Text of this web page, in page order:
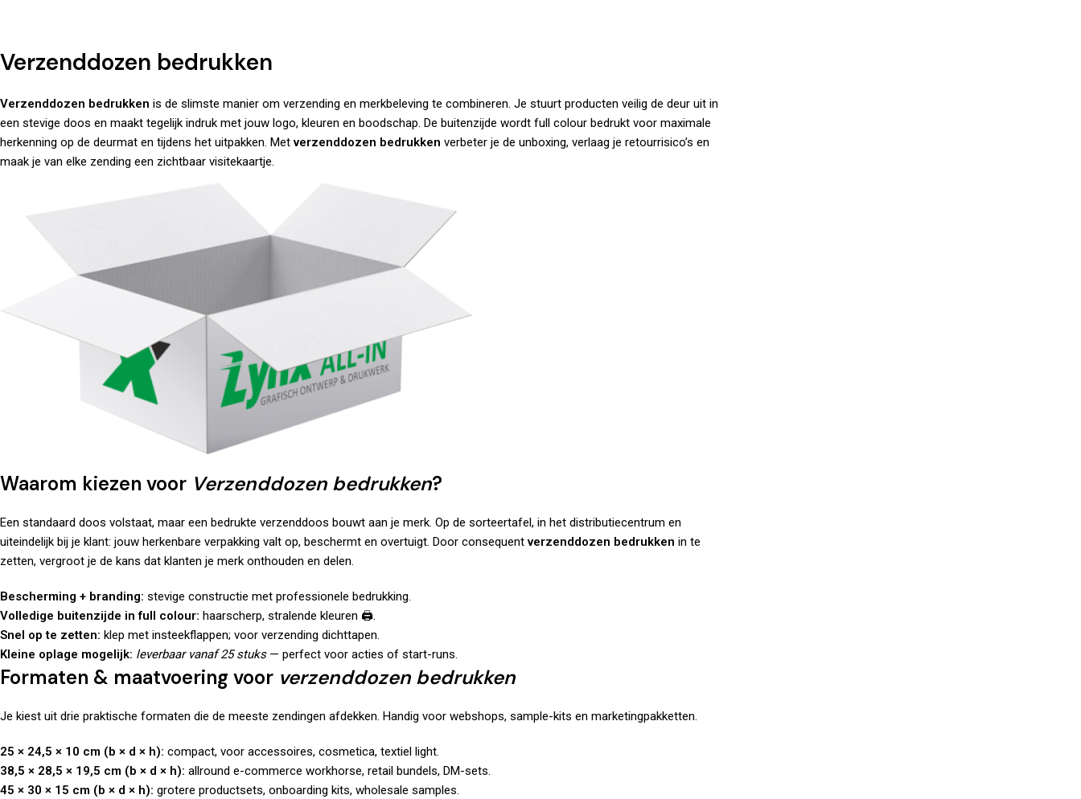
Verzenddozen bedrukken
Verzenddozen bedrukken is de slimste manier om verzending en merkbeleving te combineren. Je stuurt producten veilig de deur uit in
een stevige doos en maakt tegelijk indruk met jouw logo, kleuren en boodschap. De buitenzijde wordt full colour bedrukt voor maximale
herkenning op de deurmat en tijdens het uitpakken. Metverzenddozen bedrukken verbeter je de unboxing, verlaag je retourrisico’s en
maak je van elke zending een zichtbaar visitekaartje.
Waarom kiezen voor Verzenddozen bedrukken?
Een standaard doos volstaat, maar een bedrukte verzenddoos bouwt aan je merk. Op de sorteertafel, in het distributiecentrum en
uiteindelijk bij je klant: jouw herkenbare verpakking valt op, beschermt en overtuigt. Door consequentverzenddozen bedrukken in te
zetten, vergroot je de kans dat klanten je merk onthouden en delen.
Bescherming + branding: stevige constructie met professionele bedrukking.
Volledige buitenzijde in full colour: haarscherp, stralende kleuren 🖨️.
Snel op te zetten: klep met insteekflappen; voor verzending dichttapen.
Kleine oplage mogelijk: leverbaar vanaf 25 stuks— perfect voor acties of start-runs.
Formaten & maatvoering voor verzenddozen bedrukken
Je kiest uit drie praktische formaten die de meeste zendingen afdekken. Handig voor webshops, sample-kits en marketingpakketten.
25 × 24,5 × 10 cm (b × d × h): compact, voor accessoires, cosmetica, textiel light.
38,5 × 28,5 × 19,5 cm (b × d × h): allround e-commerce workhorse, retail bundels, DM-sets.
45 × 30 × 15 cm (b × d × h): grotere productsets, onboarding kits, wholesale samples.